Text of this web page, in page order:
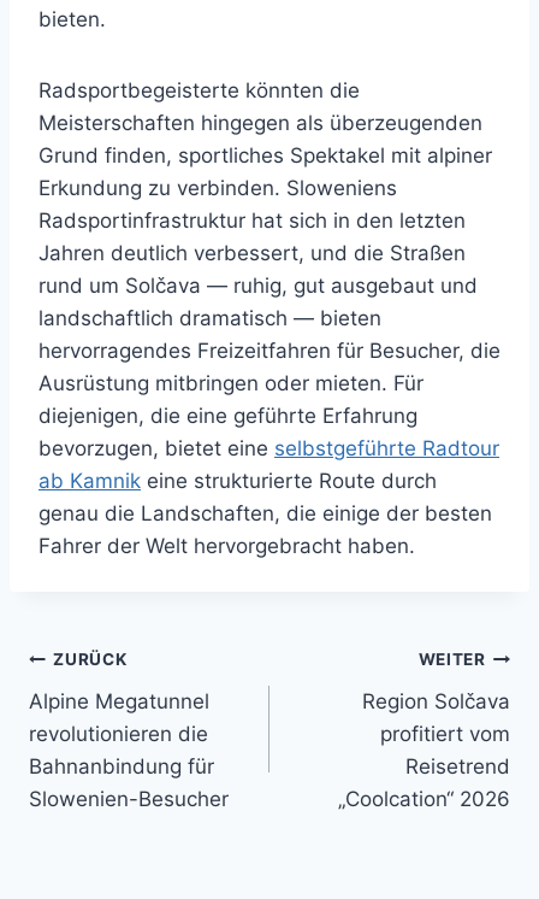
bieten.
Radsportbegeisterte könnten die
Meisterschaften hingegen als überzeugenden
Grund finden, sportliches Spektakel mit alpiner
Erkundung zu verbinden. Sloweniens
Radsportinfrastruktur hat sich in den letzten
Jahren deutlich verbessert, und die Straßen
rund um Solčava — ruhig, gut ausgebaut und
landschaftlich dramatisch — bieten
hervorragendes Freizeitfahren für Besucher, die
Ausrüstung mitbringen oder mieten. Für
diejenigen, die eine geführte Erfahrung
bevorzugen, bietet eine selbstgeführte Radtour
ab Kamnik eine strukturierte Route durch
genau die Landschaften, die einige der besten
Fahrer der Welt hervorgebracht haben.
Beitragsnavigation
ZURÜCK
Alpine Megatunnel
revolutionieren die
Bahnanbindung für
Slowenien-Besucher
WEITER
Region Solčava
profitiert vom
Reisetrend
„Coolcation“ 2026